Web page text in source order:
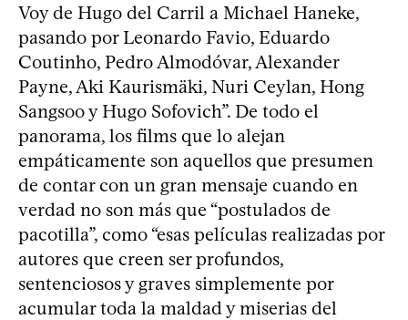
Voy de Hugo del Carril a Michael Haneke,
pasando por Leonardo Favio, Eduardo
Coutinho, Pedro Almodóvar, Alexander
Payne, Aki Kaurismäki, Nuri Ceylan, Hong
Sangsoo y Hugo Sofovich”. De todo el
panorama, los films que lo alejan
empáticamente son aquellos que presumen
de contar con un gran mensaje cuando en
verdad no son más que “postulados de
pacotilla”, como “esas películas realizadas por
autores que creen ser profundos,
sentenciosos y graves simplemente por
acumular toda la maldad y miserias del